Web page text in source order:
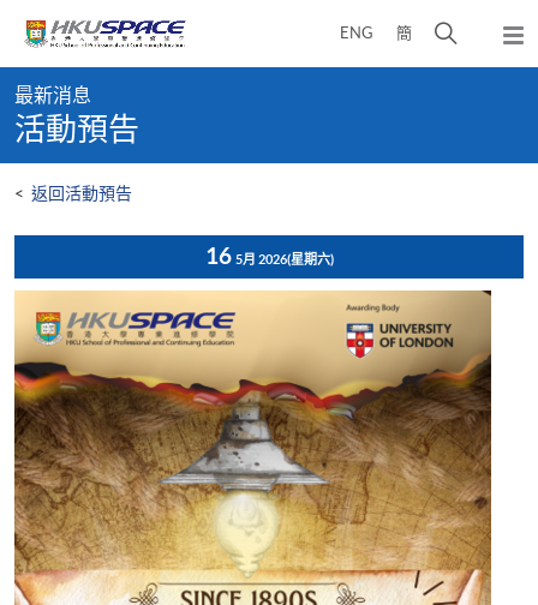
content
ENG 簡
開
彈
出
content
start
最新消息
活動預告
< 返回活動預告
16 5月 2026(星期六)